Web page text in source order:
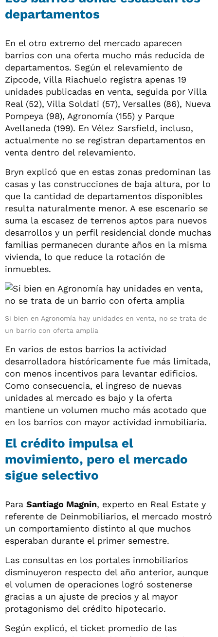
departamentos
En el otro extremo del mercado aparecen
barrios con una oferta mucho más reducida de
departamentos. Según el relevamiento de
Zipcode, Villa Riachuelo registra apenas 19
unidades publicadas en venta, seguida por Villa
Real (52), Villa Soldati (57), Versalles (86), Nueva
Pompeya (98), Agronomía (155) y Parque
Avellaneda (199). En Vélez Sarsfield, incluso,
actualmente no se registran departamentos en
venta dentro del relevamiento.
Bryn explicó que en estas zonas predominan las
casas y las construcciones de baja altura, por lo
que la cantidad de departamentos disponibles
resulta naturalmente menor. A ese escenario se
suma la escasez de terrenos aptos para nuevos
desarrollos y un perfil residencial donde muchas
familias permanecen durante años en la misma
vivienda, lo que reduce la rotación de
inmuebles.
Si bien en Agronomía hay unidades en venta, no se trata de
un barrio con oferta amplia
En varios de estos barrios la actividad
desarrolladora históricamente fue más limitada,
con menos incentivos para levantar edificios.
Como consecuencia, el ingreso de nuevas
unidades al mercado es bajo y la oferta
mantiene un volumen mucho más acotado que
en los barrios con mayor actividad inmobiliaria.
El crédito impulsa el
movimiento, pero el mercado
sigue selectivo
Para Santiago Magnin, experto en Real Estate y
referente de Deinmobiliarios, el mercado mostró
un comportamiento distinto al que muchos
esperaban durante el primer semestre.
Las consultas en los portales inmobiliarios
disminuyeron respecto del año anterior, aunque
el volumen de operaciones logró sostenerse
gracias a un ajuste de precios y al mayor
protagonismo del crédito hipotecario.
Según explicó, el ticket promedio de las